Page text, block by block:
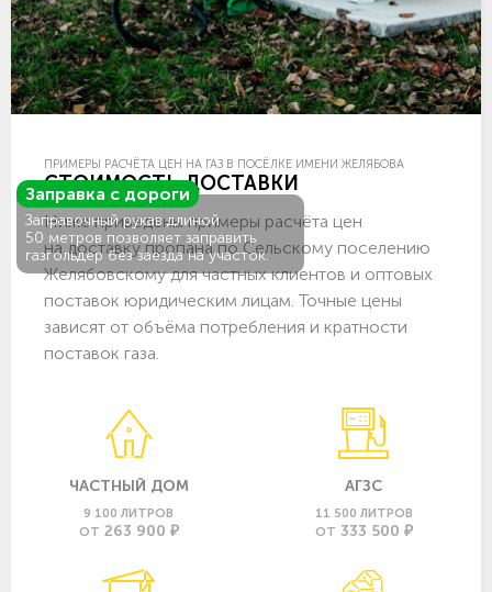
Заправка с дороги
Заправочный рукав длиной
50 метров позволяет заправить
газгольдер без заезда на участок.
ПРИМЕРЫ РАСЧЁТА ЦЕН НА ГАЗ В ПОСЁЛКЕ ИМЕНИ ЖЕЛЯБОВА
СТОИМОСТЬ ДОСТАВКИ
Ниже приведены примеры расчёта цен
на доставку пропана по Сельскому поселению
Желябовскому для частных клиентов и оптовых
поставок юридическим лицам. Точные цены
зависят от объёма потребления и кратности
поставок газа.
ЧАСТНЫЙ ДОМ
9 100 ЛИТРОВ
ОТ 263 900 ₽
АГЗС
11 500 ЛИТРОВ
ОТ 333 500 ₽